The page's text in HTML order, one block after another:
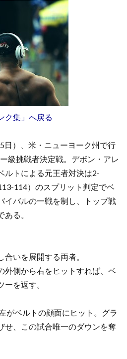
合
わ
ク集」へ戻る
日）、米・ニューヨーク州で行
級挑戦者決定戦。デボン・アレ
ルトによる元王者対決は2-
114）のスプリット判定でベ
イバルの一戦を制し、トップ戦
る。
いを展開する両者。
外側から右をヒットすれば、ベ
を返す。
がベルトの顔面にヒット。グラ
せ、この試合唯一のダウンを奪